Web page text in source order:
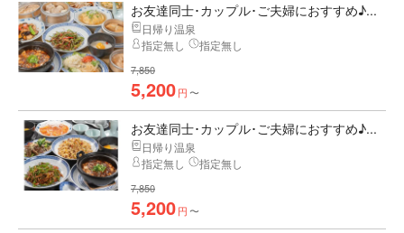
お友達同士･カップル･ご夫婦におすすめ♪...
日帰り温泉
指定無し
指定無し
7,850
5,200円 〜
お友達同士･カップル･ご夫婦におすすめ♪...
日帰り温泉
指定無し
指定無し
7,850
5,200円 〜